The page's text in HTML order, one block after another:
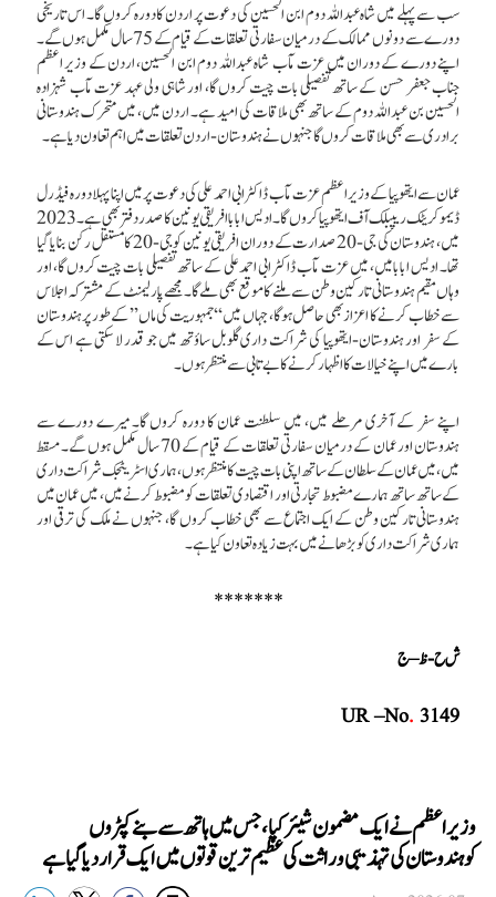
سب سے پہلے میں شاہ عبداللہ دوم ابن الحسین کی دعوت پر اردن کا دورہ کروں گا۔ اس تاریخی
دورے سے دونوں ممالک کے درمیان سفارتی تعلقات کے قیام کے 75 سال مکمل ہوں گے۔
اپنے دورے کے دوران میں عزت مآب شاہ عبداللہ دوم ابن الحسین، اردن کے وزیر اعظم
جناب جعفر حسن کے ساتھ تفصیلی بات چیت کروں گا، اور شاہی ولی عہد عزت مآب شہزادہ
الحسین بن عبداللہ دوم کے ساتھ بھی ملاقات کی امید ہے۔ اردن میں، میں متحرک ہندوستانی
برادری سے بھی ملاقات کروں گا جنہوں نے ہندوستان-اردن تعلقات میں اہم تعاون دیا ہے۔
عمان سے ایتھوپیا کے وزیر اعظم عزت مآب ڈاکٹر ابی احمد علی کی دعوت پر میں اپنا پہلا دورہ فیڈرل
ڈیموکریٹک ریپبلک آف ایتھوپیا کروں گا۔ ادیس ابابا افریقی یونین کا صدر دفتر بھی ہے۔ 2023
میں، ہندوستان کی جی-20 صدارت کے دوران افریقی یونین کوجی-
20کا مستقل رکن بنایا گیا
تھا۔ ادیس ابابا میں، میں عزت مآب ڈاکٹر ابی احمد علی کے ساتھ تفصیلی بات چیت کروں گا، اور
وہاں مقیم ہندوستانی تارکین وطن سے ملنے کا موقع بھی ملے گا۔ مجھے پارلیمنٹ کے مشترکہ اجلاس
سے خطاب کرنے کا اعزاز بھی حاصل ہوگا، جہاں میں ‘‘جمہوریت کی ماں’’ کے طور پر ہندوستان
کے سفر اور ہندوستان-ایتھوپیا کی شراکت داری گلوبل ساؤتھ میں جو قدر لا سکتی ہے اس کے
بارے میں اپنے خیالات کا اظہار کرنے کا بے تابی سے منتظر ہوں۔
اپنے سفر کے آخری مرحلے میں، میں سلطنت عمان کا دورہ کروں گا۔ میرے دورے سے
ہندوستان اور عمان کے درمیان سفارتی تعلقات کے قیام کے 70 سال مکمل ہوں گے۔ مسقط
میں، میں عمان کے سلطان کے ساتھ اپنی بات چیت کا منتظر ہوں، ہماری اسٹریٹجک شراکت داری
کے ساتھ ساتھ ہمارے مضبوط تجارتی اور اقتصادی تعلقات کو مضبوط کرنے میں، میں عمان میں
ہندوستانی تارکین وطن کے ایک اجتماع سے بھی خطاب کروں گا، جنہوں نے ملک کی ترقی اور
ہماری شراکت داری کو بڑھانے میں بہت زیادہ تعاون کیا ہے۔
*******
ش ح- ظ –ج
UR–No. 3149
وزیراعظم نے ایک مضمون شیئر کیا، جس میں ہاتھ سے بنے کپڑوں
کوہندوستان کی تہذیبی وراثت کی عظیم ترین قوتوں میں ایک قرار دیا گیا ہے